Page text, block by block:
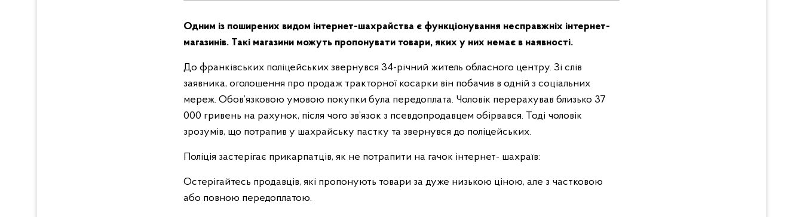
Одним із поширених видом інтернет-шахрайства є функціонування несправжніх інтернет-
магазинів. Такі магазини можуть пропонувати товари, яких у них немає в наявності.
До франківських поліцейських звернувся 34-річний житель обласного центру. Зі слів
заявника, оголошення про продаж тракторної косарки він побачив в одній з соціальних
мереж. Обов’язковою умовою покупки була передоплата. Чоловік перерахував близько 37
000 гривень на рахунок, після чого зв’язок з псевдопродавцем обірвався. Тоді чоловік
зрозумів, що потрапив у шахрайську пастку та звернувся до поліцейських.
Поліція застерігає прикарпатців, як не потрапити на гачок інтернет- шахраїв:
Остерігайтесь продавців, які пропонують товари за дуже низькою ціною, але з частковою
або повною передоплатою.